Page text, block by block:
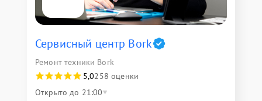
Сервисный центр Bork
Ремонт техники Bork
5,0258 оценки
Открыто до 21:00